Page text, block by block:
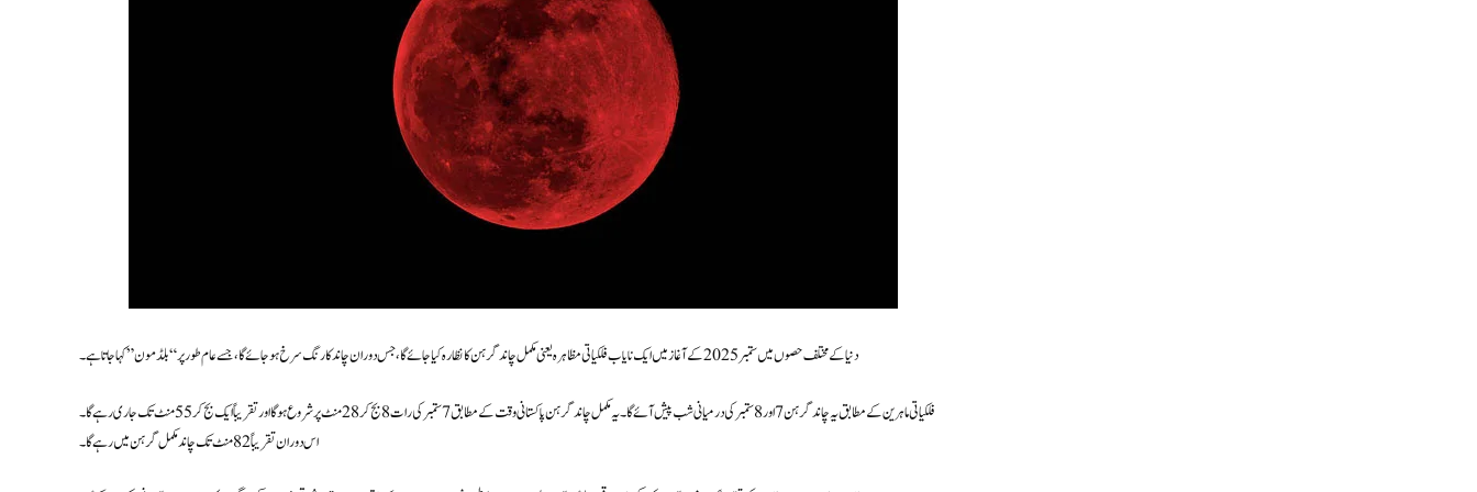
دنیا کے مختلف حصوں میں ستمبر 2025 کے آغاز میں ایک نایاب فلکیاتی مظاہرہ یعنی مکمل چاند گرہن کا نظارہ کیا جائے گا، جس دوران چاند کا رنگ سرخ ہوجائے گا، جسے عام طور پر “بلڈ مون” کہا جاتا ہے۔
فلکیاتی ماہرین کے مطابق یہ چاند گرہن 7 اور 8 ستمبر کی درمیانی شب پیش آئے گا۔ یہ مکمل چاند گرہن پاکستانی وقت کے مطابق 7 ستمبر کی رات 8 بج کر 28 منٹ پر شروع ہوگا اور تقریباً ایک بج کر 55 منٹ تک جاری رہے گا۔
اس دوران تقریباً 82 منٹ تک چاند مکمل گرہن میں رہے گا۔